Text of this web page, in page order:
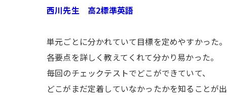
西川先生 高2標準英語
単元ごとに分かれていて目標を定めやすかった。
各要点を詳しく教えてくれて分かり易かった。
毎回のチェックテストでどこができていて、
どこがまだ定着していなかったかを知ることが